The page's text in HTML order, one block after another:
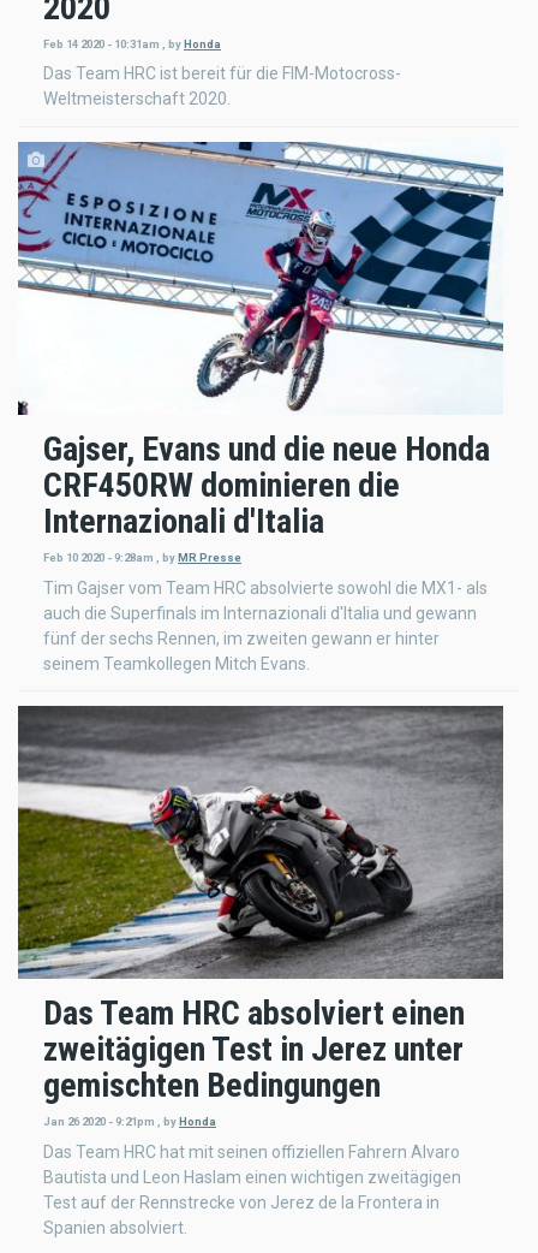
2020
Feb 14 2020 - 10:31am byHonda
Das Team HRC ist bereit für die FIM-Motocross-
Weltmeisterschaft 2020.
Gajser, Evans und die neue Honda
CRF450RW dominieren die
Internazionali d'Italia
Feb 10 2020 - 9:28am byMR Presse
Tim Gajser vom Team HRC absolvierte sowohl die MX1- als
auch die Superfinals im Internazionali d'Italia und gewann
fünf der sechs Rennen, im zweiten gewann er hinter
seinem Teamkollegen Mitch Evans.
Das Team HRC absolviert einen
zweitägigen Test in Jerez unter
gemischten Bedingungen
Jan 26 2020 - 9:21pm byHonda
Das Team HRC hat mit seinen offiziellen Fahrern Alvaro
Bautista und Leon Haslam einen wichtigen zweitägigen
Test auf der Rennstrecke von Jerez de la Frontera in
Spanien absolviert.